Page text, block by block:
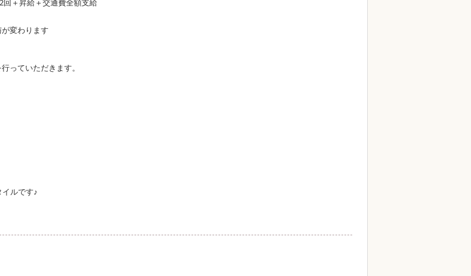
＋昇給＋交通費全額支給
変わります
っていただきます。
ルです♪